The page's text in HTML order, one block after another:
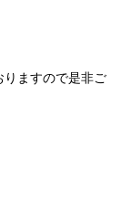
りますので是非ご